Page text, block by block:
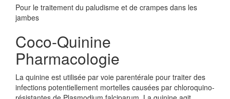
Pour le traitement du paludisme et de crampes dans les
jambes
Coco-Quinine
Pharmacologie
La quinine est utilisée par voie parentérale pour traiter des
infections potentiellement mortelles causées par chloroquino-